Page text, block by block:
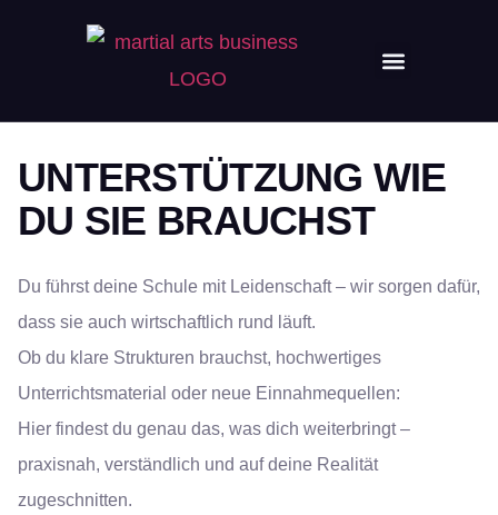
UNTERSTÜTZUNG WIE
DU SIE BRAUCHST
Du führst deine Schule mit Leidenschaft – wir sorgen dafür,
dass sie auch wirtschaftlich rund läuft.
Ob du klare Strukturen brauchst, hochwertiges
Unterrichtsmaterial oder neue Einnahmequellen:
Hier findest du genau das, was dich weiterbringt –
praxisnah, verständlich und auf deine Realität
zugeschnitten.